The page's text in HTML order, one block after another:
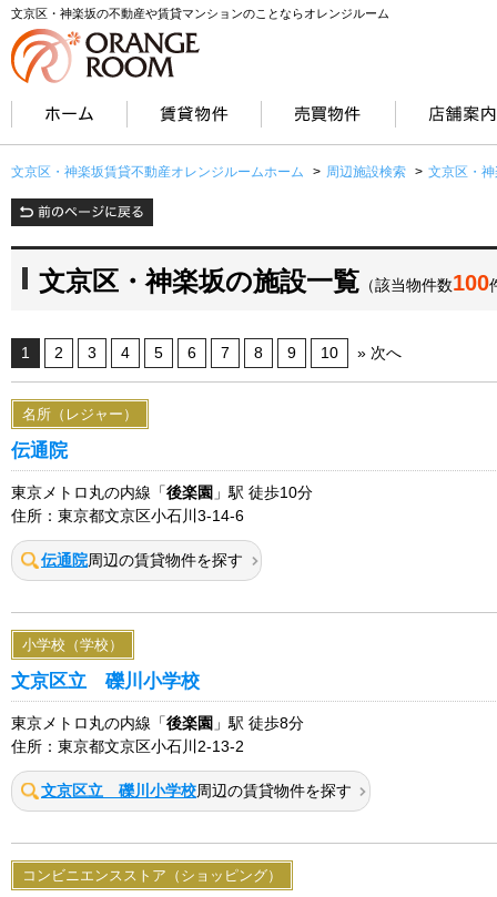
文京区・神楽坂の不動産や賃貸マンションのことならオレンジルーム
文京区・神楽坂賃貸不動産オレンジルームホーム > 周辺施設検索 > 文京区・
文京区・神楽坂の施設一覧 （該当物件数100
1 2 3 4 5 6 7 8 9 10 » 次へ
名所（レジャー）
伝通院
東京メトロ丸の内線「 後楽園 」駅 徒歩10分
住所：東京都文京区小石川3-14-6
伝通院周辺の賃貸物件を探す
小学校（学校）
文京区立 礫川小学校
東京メトロ丸の内線「 後楽園 」駅 徒歩8分
住所：東京都文京区小石川2-13-2
文京区立 礫川小学校周辺の賃貸物件を探す
コンビニエンスストア（ショッピング）